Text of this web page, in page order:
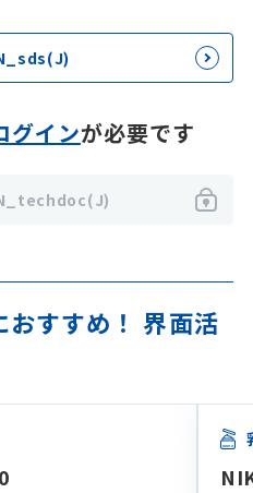
グインが必要です
おすすめ！ 界面活